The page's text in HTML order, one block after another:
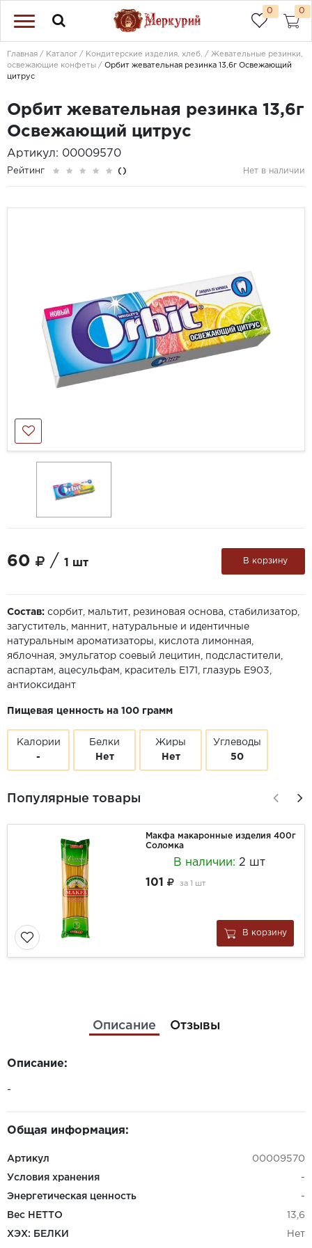
0 0
Главная Каталог Кондитерские изделия, хлеб.
Жевательные резинки,
освежающие конфеты
Орбит жевательная резинка 13,6г Освежающий
цитрус
Орбит жевательная резинка 13,6г
Освежающий цитрус
Артикул: 00009570
Рейтинг () Нет в наличии
60 / 1 шт В корзину
Состав: cорбит, мальтит, резиновая основа, стабилизатор,
загуститель, маннит, натуральные и идентичные
натуральным ароматизаторы, кислота лимонная,
яблочная, эмульгатор соевый лецитин, подсластители,
аспартам, ацесульфам, краситель E171, глазурь E903,
антиоксидант
Пищевая ценность на 100 грамм
Калории
-
Белки
Нет
Жиры
Нет
Углеводы
50
Популярные товары
Макфа макаронные изделия 400г
Соломка
В наличии:2 шт
101
за 1 шт
В корзину
Описание Отзывы
Описание:
-
Общая информация:
Артикул 00009570
Условия хранения -
Энергетическая ценность -
Вес НЕТТО 13,6
ХЭХ: БЕЛКИ Нет